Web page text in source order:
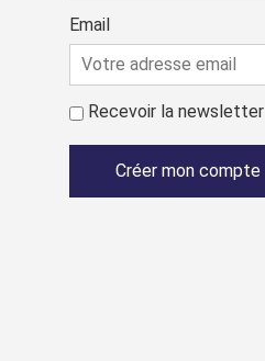
Email
Recevoir la newsletter